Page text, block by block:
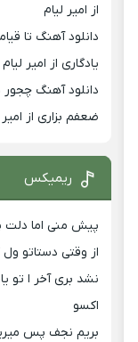
از امیر لیام
دانلود آهنگ تا
یادگاری از امیر لیام
دانلود آهنگ
ضعفم بزاری از امیر
ریمیکس
پیش منی اما دلت
از وقتی دستاتو ول
نشد بری آخر ا تو
اکسو
بریم نجف پس